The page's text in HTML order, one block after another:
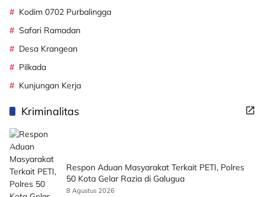
Kodim 0702 Purbalingga
Safari Ramadan
Desa Krangean
Pilkada
Kunjungan Kerja
Kriminalitas
Respon Aduan Masyarakat Terkait PETI, Polres
50 Kota Gelar Razia di Galugua
8 Agustus 2026